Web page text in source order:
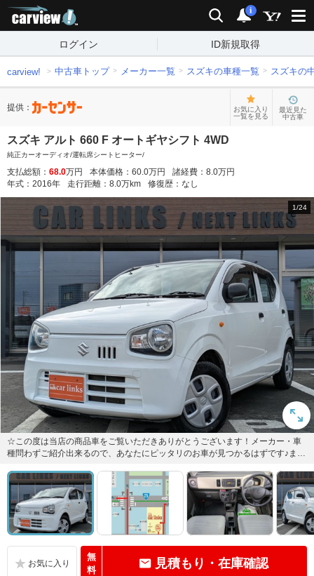
検索 通知
i
ログイン ID新規取得
carview! 中古車トップ メーカー一覧 スズキの車種一覧 スズキの
提供：
お気に入り
一覧を見る
最近見た
中古車
スズキ アルト 660 F オートギヤシフト 4WD
純正カーオーディオ/運転席シートヒーター/
支払総額： 68.0万円 本体価格： 60.0万円 諸経費： 8.0万円
年式： 2016年 走行距離： 8.0万km 修復歴： なし
1/24
☆この度は当店の商品車をご覧いただきありがとうございます！メーカー・車
種問わずご紹介出来るので、あなたにピッタリのお車が見つかるはずです♪まず
無
料
見積もり・在庫確認